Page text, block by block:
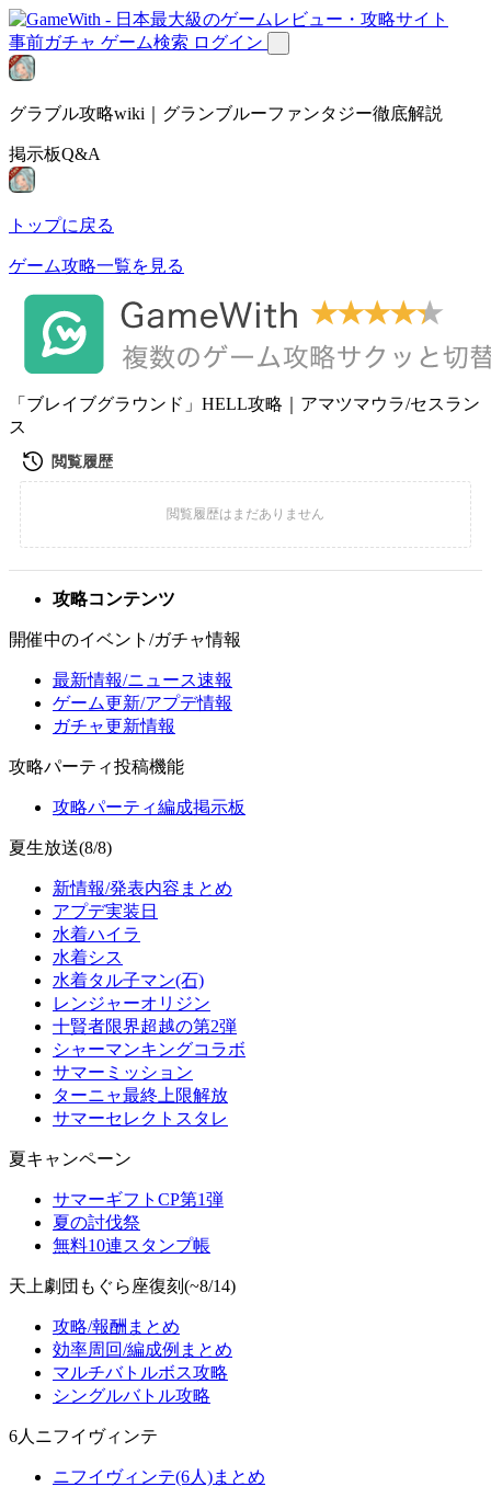
事前ガチャ ゲーム検索 ログイン
グラブル攻略wiki｜グランブルーファンタジー徹底解説
掲示板Q&A
トップに戻る
ゲーム攻略一覧を見る
「ブレイブグラウンド」HELL攻略｜アマツマウラ/セスラン
ス
攻略コンテンツ
開催中のイベント/ガチャ情報
最新情報/ニュース速報
ゲーム更新/アプデ情報
ガチャ更新情報
攻略パーティ投稿機能
攻略パーティ編成掲示板
夏生放送(8/8)
新情報/発表内容まとめ
アプデ実装日
水着ハイラ
水着シス
水着タル子マン(石)
レンジャーオリジン
十賢者限界超越の第2弾
シャーマンキングコラボ
サマーミッション
ターニャ最終上限解放
サマーセレクトスタレ
夏キャンペーン
サマーギフトCP第1弾
夏の討伐祭
無料10連スタンプ帳
天上劇団もぐら座復刻(~8/14)
攻略/報酬まとめ
効率周回/編成例まとめ
マルチバトルボス攻略
シングルバトル攻略
6人ニフイヴィンテ
ニフイヴィンテ(6人)まとめ